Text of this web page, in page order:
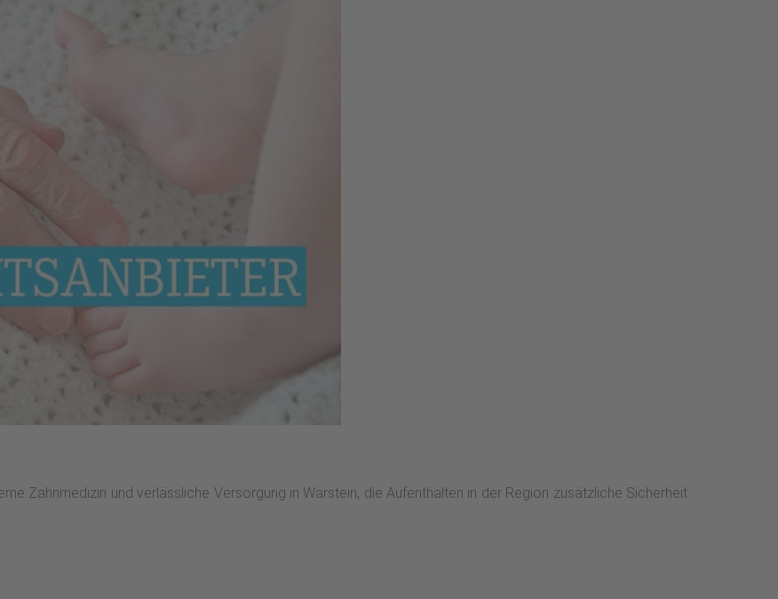
Zahnmedizin und verlässliche Versorgung in Warstein, die Aufenthalten in der Region zusätzliche Sicherheit